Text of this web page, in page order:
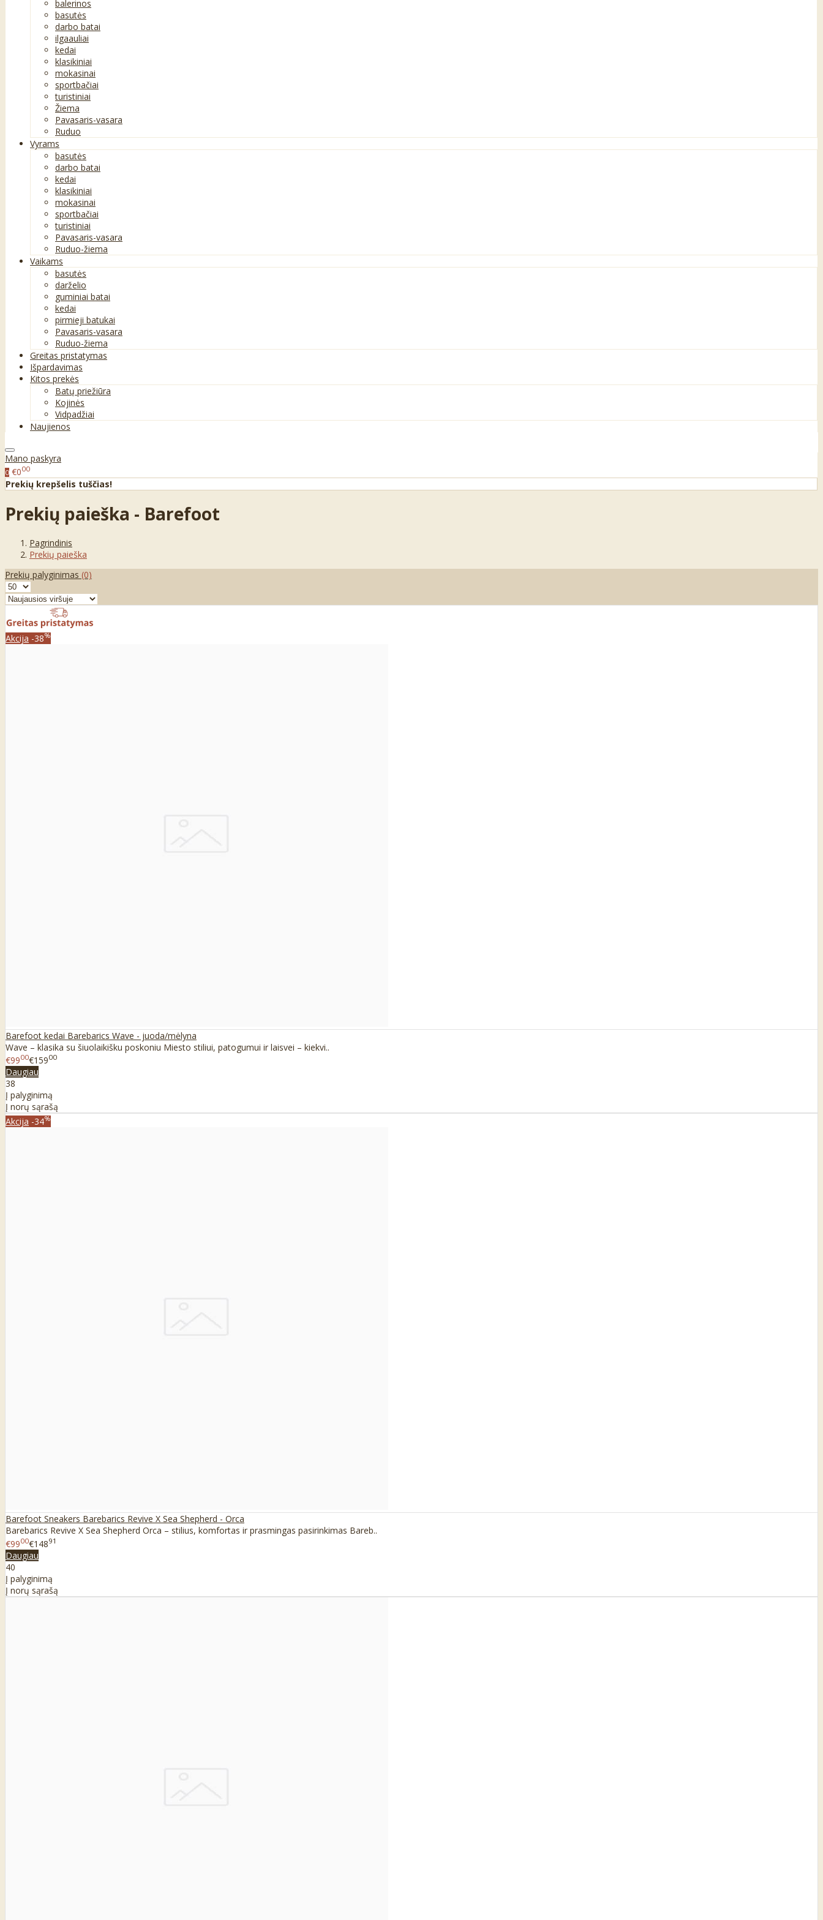
balerinos
basutės
darbo batai
ilgaauliai
kedai
klasikiniai
mokasinai
sportbačiai
turistiniai
Žiema
Pavasaris-vasara
Ruduo
Vyrams
basutės
darbo batai
kedai
klasikiniai
mokasinai
sportbačiai
turistiniai
Pavasaris-vasara
Ruduo-žiema
Vaikams
basutės
darželio
guminiai batai
kedai
pirmieji batukai
Pavasaris-vasara
Ruduo-žiema
Greitas pristatymas
Išpardavimas
Kitos prekės
Batų priežiūra
Kojinės
Vidpadžiai
Naujienos
Mano paskyra
0 €000
Prekių krepšelis tuščias!
Prekių paieška - Barefoot
Pagrindinis
Prekių paieška
Prekių palyginimas (0)
Akcija -38%
Barefoot kedai Barebarics Wave - juoda/mėlyna
Wave – klasika su šiuolaikišku poskoniu Miesto stiliui, patogumui ir laisvei – kiekvi..
€9900€15900
Daugiau
38
Į palyginimą
Į norų sąrašą
Akcija -34%
Barefoot Sneakers Barebarics Revive X Sea Shepherd - Orca
Barebarics Revive X Sea Shepherd Orca – stilius, komfortas ir prasmingas pasirinkimas Bareb..
€9900€14891
Daugiau
40
Į palyginimą
Į norų sąrašą